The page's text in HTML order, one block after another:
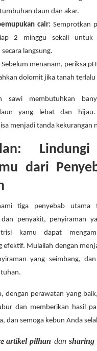
daun dan akar.
cair: Semprotkan
2 minggu sekali untuk
langsung.
Sebelum menanam, periksa
dolomit jika tanah terlalu
sawi membutuhkan
yang lebat dan
menjadi tanda kekurangan
dari
tiga penyebab utama
dan penyakit, penyiraman
kamu dapat
efektif. Mulailah dengan
yang seimbang,
dengan perawatan yang
dan memberikan hasil
dan semoga kebun Anda
artikel pilhan dan sharing